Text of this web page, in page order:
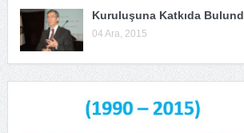
Kuruluşuna Katkıda
04 Ara, 2015